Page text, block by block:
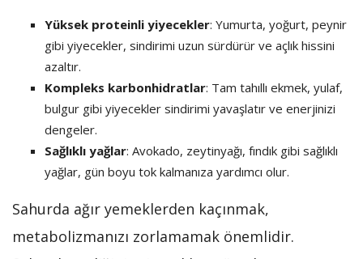
Yüksek proteinli yiyecekler: Yumurta, yoğurt, peynir
gibi yiyecekler, sindirimi uzun sürdürür ve açlık hissini
azaltır.
Kompleks karbonhidratlar: Tam tahıllı ekmek, yulaf,
bulgur gibi yiyecekler sindirimi yavaşlatır ve enerjinizi
dengeler.
Sağlıklı yağlar: Avokado, zeytinyağı, fındık gibi sağlıklı
yağlar, gün boyu tok kalmanıza yardımcı olur.
Sahurda ağır yemeklerden kaçınmak,
metabolizmanızı zorlamamak önemlidir.